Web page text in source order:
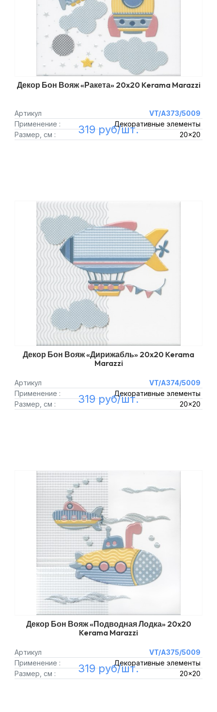
Декор Бон Вояж «Ракета» 20x20 Kerama Marazzi
Артикул
VT/A373/5009
Применение :
Декоративные элементы
Размер, см :
20x20
319 руб/шт.
Декор Бон Вояж «Дирижабль» 20x20 Kerama
Marazzi
Артикул
VT/A374/5009
Применение :
Декоративные элементы
Размер, см :
20x20
319 руб/шт.
Декор Бон Вояж «Подводная Лодка» 20x20
Kerama Marazzi
Артикул
VT/A375/5009
Применение :
Декоративные элементы
Размер, см :
20x20
319 руб/шт.